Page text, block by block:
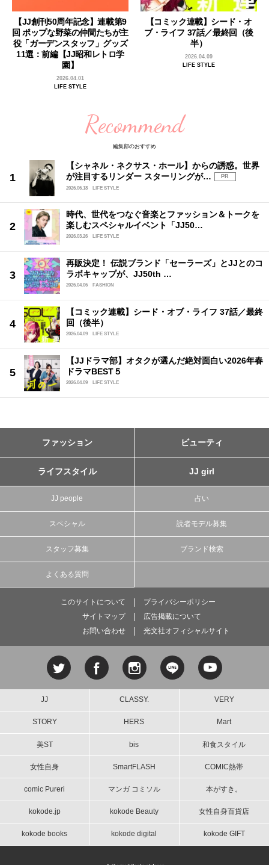
【JJ創刊50周年記念】連載第9
回 ポップな野菜の仲間たちが主
役「ガーデンスタッフ」グッズ
11選：前編【JJ昭和レトロ学
園】
2026.04.01
LIFE STYLE
【コミック連載】シード・オ
ブ・ライフ 37話／最終回（後
半）
2026.04.09
LIFE STYLE
Recommend
編集部のおすすめ
【シャネル・ネクサス・ホール】からの誘惑。世界
が注目するリンダー スターリングが…
PR
2026.06.18
LIFE STYLE
時代、世代をつなぐ音楽とファッション＆トークを
楽しむスペシャルイベント「JJ50…
2026.03.26 LIFE STYLE
再販決定！ 伝説ブランド「セーラーズ」とJJとのコ
ラボキャップが、JJ50th …
2026.04.06 FASHION
【コミック連載】シード・オブ・ライフ 37話／最終
回（後半）
2026.04.09 LIFE STYLE
【JJドラマ部】オタクが選んだ絶対面白い2026年春
ドラマBEST５
2026.04.09 LIFE STYLE
ファッション ビューティ
ライフスタイル JJ girl
JJ people 占い
スペシャル 読者モデル募集
スタッフ募集 ブランド検索
よくある質問
このサイトについて
プライバシーポリシー
サイトマップ
広告掲載について
お問い合わせ
光文社オフィシャルサイト
JJ CLASSY. VERY
STORY HERS Mart
美ST bis 和食スタイル
女性自身 SmartFLASH COMIC熱帯
comic Pureri マンガ コミソル 本がすき。
kokode.jp kokode Beauty 女性自身百貨店
kokode books kokode digital kokode GIFT